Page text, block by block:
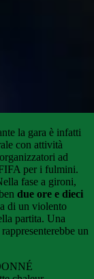
la gara è infatti
con attività
ad
per i fulmini.
fase a gironi,
due ore e dieci
di un violento
partita. Una
un